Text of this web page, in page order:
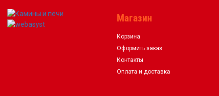
Магазин
Корзина
Оформить заказ
Контакты
Оплата и доставка